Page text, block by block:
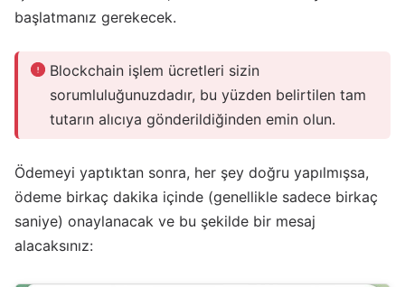
başlatmanız gerekecek.
Blockchain işlem ücretleri sizin
sorumluluğunuzdadır, bu yüzden belirtilen tam
tutarın alıcıya gönderildiğinden emin olun.
Ödemeyi yaptıktan sonra, her şey doğru yapılmışsa,
ödeme birkaç dakika içinde (genellikle sadece birkaç
saniye) onaylanacak ve bu şekilde bir mesaj
alacaksınız: